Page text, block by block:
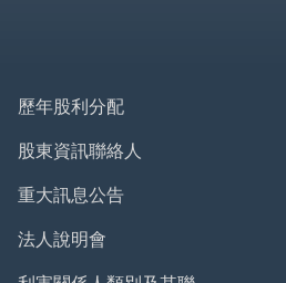
歷年股利分配
股東資訊聯絡人
重大訊息公告
法人說明會